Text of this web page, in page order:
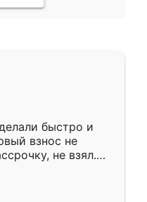
быстро и
взнос не
не взял.
с прямыми